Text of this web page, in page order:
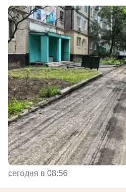
сегодня в 08:56